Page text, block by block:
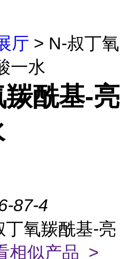
厅 > N-叔丁氧
一水
酰基-亮
87-4
丁氧羰酰基-亮
相似产品 >